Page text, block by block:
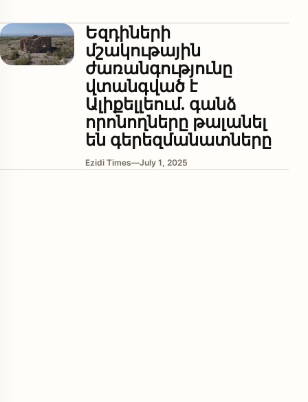
Եզդիների
մշակութային
ժառանգությունը
վտանգված է
Ալիքելլեում. գանձ
որոնողները թալանել
են գերեզմանատները
Ezidi Times—July 1, 2025